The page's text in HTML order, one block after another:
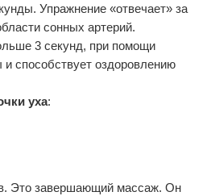
Упражнение «отвечает» за
сонных артерий.
3 секунд, при помощи
способствует оздоровлению
уха:
Это завершающий массаж. Он